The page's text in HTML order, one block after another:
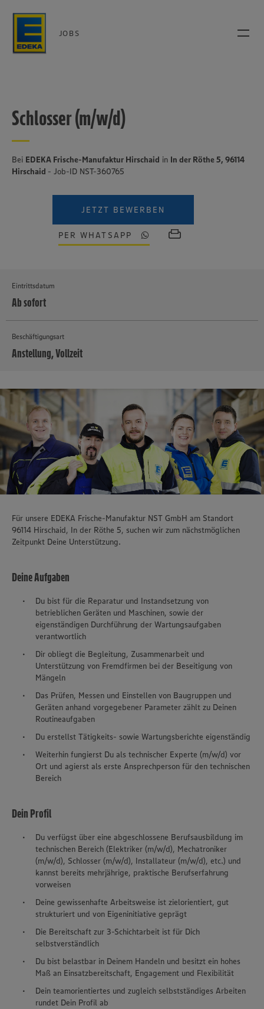
JOBS
Schlosser (m/w/d)
Bei EDEKA Frische-Manufaktur Hirschaid in In der Röthe 5, 96114
Hirschaid - Job-ID NST-360765
JETZT BEWERBEN
PER WHATSAPP
Eintrittsdatum
Ab sofort
Beschäftigungsart
Anstellung, Vollzeit
Für unsere EDEKA Frische-Manufaktur NST GmbH am Standort
96114 Hirschaid, In der Röthe 5, suchen wir zum nächstmöglichen
Zeitpunkt Deine Unterstützung.
Deine Aufgaben
Du bist für die Reparatur und Instandsetzung von
betrieblichen Geräten und Maschinen, sowie der
eigenständigen Durchführung der Wartungsaufgaben
verantwortlich
Dir obliegt die Begleitung, Zusammenarbeit und
Unterstützung von Fremdfirmen bei der Beseitigung von
Mängeln
Das Prüfen, Messen und Einstellen von Baugruppen und
Geräten anhand vorgegebener Parameter zählt zu Deinen
Routineaufgaben
Du erstellst Tätigkeits- sowie Wartungsberichte eigenständig
Weiterhin fungierst Du als technischer Experte (m/w/d) vor
Ort und agierst als erste Ansprechperson für den technischen
Bereich
Dein Profil
Du verfügst über eine abgeschlossene Berufsausbildung im
technischen Bereich (Elektriker (m/w/d), Mechatroniker
(m/w/d), Schlosser (m/w/d), Installateur (m/w/d), etc.) und
kannst bereits mehrjährige, praktische Berufserfahrung
vorweisen
Deine gewissenhafte Arbeitsweise ist zielorientiert, gut
strukturiert und von Eigeninitiative geprägt
Die Bereitschaft zur 3-Schichtarbeit ist für Dich
selbstverständlich
Du bist belastbar in Deinem Handeln und besitzt ein hohes
Maß an Einsatzbereitschaft, Engagement und Flexibilität
Dein teamorientiertes und zugleich selbstständiges Arbeiten
rundet Dein Profil ab